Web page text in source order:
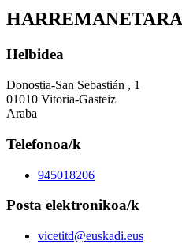
Helbidea
Donostia-San Sebastián , 1
01010 Vitoria-Gasteiz
Araba
Telefonoa/k
945018206
Posta elektronikoa/k
vicetitd@euskadi.eus